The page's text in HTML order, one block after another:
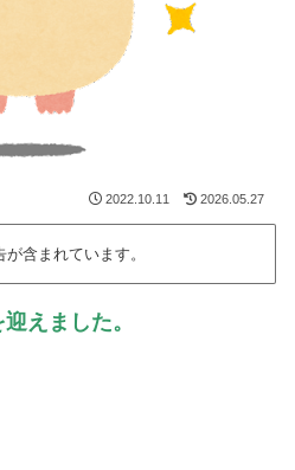
2022.10.11 2026.05.27
含まれています。
えました。